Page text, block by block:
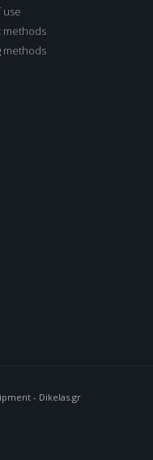
use
methods
methods
- Dikelas.gr